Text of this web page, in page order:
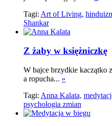
Tagi: Art of Living,
Shankar
Z żaby w księżniczkę
W bajce brzydkie kaczątko
a ropucha... »
Tagi: Anna Kalata,
psychologia zmian